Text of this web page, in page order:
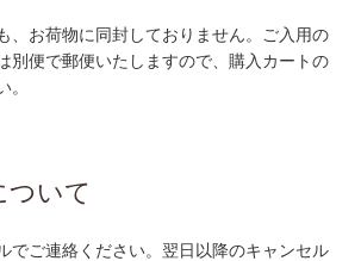
、お荷物に同封しておりません。ご入用の
別便で郵便いたしますので、購入カートの
。
ついて
でご連絡ください。翌日以降のキャンセル